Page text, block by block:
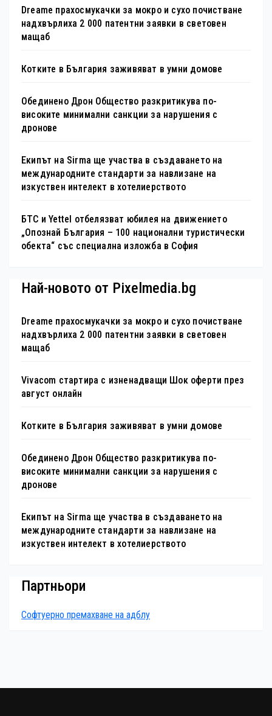
Dreame прахосмукачки за мокро и сухо почистване
надхвърлиха 2 000 патентни заявки в световен
мащаб
Котките в България заживяват в умни домове
Обединено Дрон Общество разкритикува по-
високите минимални санкции за нарушения с
дронове
Екипът на Sirma ще участва в създаването на
международните стандарти за навлизане на
изкуствен интелект в хотелиерството
БТС и Yettel отбелязват юбилея на движението
„Опознай България – 100 национални туристически
обекта“ със специална изложба в София
Най-новото от Pixelmedia.bg
Dreame прахосмукачки за мокро и сухо почистване
надхвърлиха 2 000 патентни заявки в световен
мащаб
Vivacom стартира с изненадващи Шок оферти през
август онлайн
Котките в България заживяват в умни домове
Обединено Дрон Общество разкритикува по-
високите минимални санкции за нарушения с
дронове
Екипът на Sirma ще участва в създаването на
международните стандарти за навлизане на
изкуствен интелект в хотелиерството
Партньори
Софтуерно премахване на адблу